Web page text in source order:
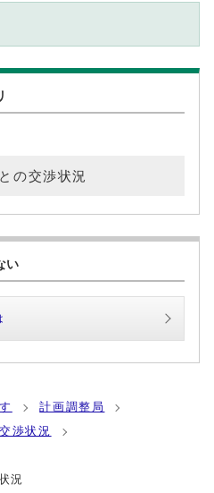
の交渉状況
い
計画調整局
渉状況
況